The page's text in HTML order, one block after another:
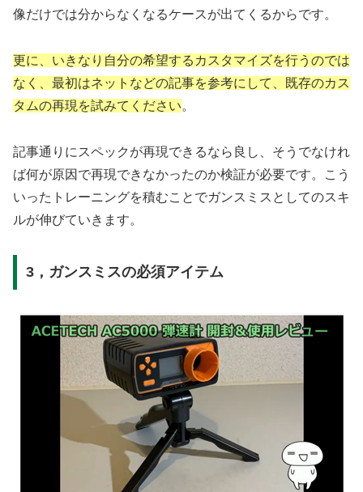
像だけでは分からなくなるケースが出てくるからです。
更に、いきなり自分の希望するカスタマイズを行うのでは
なく、最初はネットなどの記事を参考にして、既存のカス
タムの再現を試みてください。
記事通りにスペックが再現できるなら良し、そうでなけれ
ば何が原因で再現できなかったのか検証が必要です。
こう
いったトレーニングを積むことでガンスミスとしてのスキ
ルが伸びていきます。
3，ガンスミスの必須アイテム